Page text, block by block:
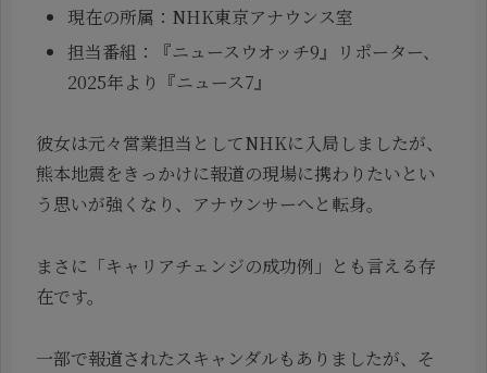
現在の所属：NHK東京アナウンス室
担当番組：『ニュースウオッチ9』リポーター、
2025年より『ニュース7』
彼女は元々営業担当としてNHKに入局しましたが、
熊本地震をきっかけに報道の現場に携わりたいとい
う思いが強くなり、アナウンサーへと転身。
まさに「キャリアチェンジの成功例」とも言える存
在です。
一部で報道されたスキャンダルもありましたが、そ